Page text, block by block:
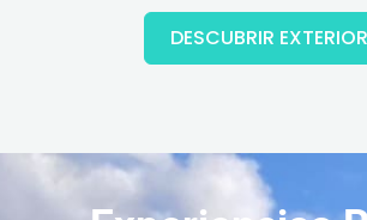
DESCUBRIR EXTERIOR